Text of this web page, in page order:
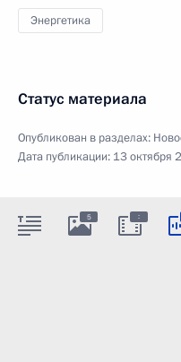
Энергетика
Статус материала
Опубликован в разделах:
Дата публикации: 13 октября
5 :